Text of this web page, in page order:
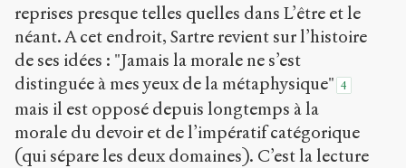
reprises presque telles quelles dans L’être et le
néant. A cet endroit, Sartre revient sur l’histoire
de ses idées : "Jamais la morale ne s’est
distinguée à mes yeux de la métaphysique" 4
mais il est opposé depuis longtemps à la
morale du devoir et de l’impératif catégorique
(qui sépare les deux domaines). C’est la lecture